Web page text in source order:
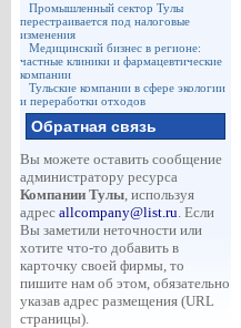
Промышленный сектор Тулы
перестраивается под налоговые
изменения
Медицинский бизнес в регионе:
частные клиники и фармацевтические
компании
Тульские компании в сфере экологии
и переработки отходов
Обратная связь
Вы можете оставить сообщение
администратору ресурса
Компании Тулы, используя
адрес allcompany@list.ru. Если
Вы заметили неточности или
хотите что-то добавить в
карточку своей фирмы, то
пишите нам об этом, обязательно
указав адрес размещения (URL
страницы).